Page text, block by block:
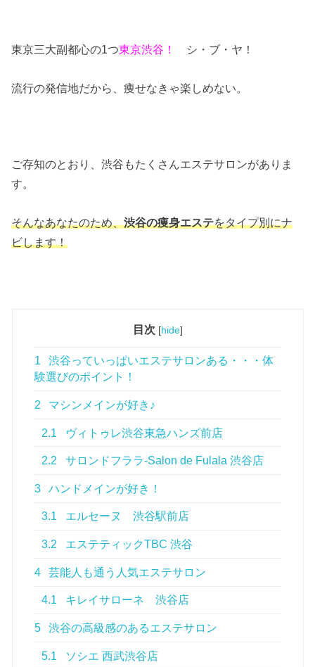
東京三大副都心の1つ東京渋谷！ シ・ブ・ヤ！
流行の発信地だから、痩せなきゃ楽しめない。
ご存知のとおり、渋谷もたくさんエステサロンがありま
す。
そんなあなたのため、渋谷の痩身エステをタイプ別にナ
ビします！
目次 [hide]
1
渋谷っていっぱいエステサロンある・・・体
験選びのポイント！
2 マシンメインが好き♪
2.1 ヴィトゥレ渋谷東急ハンズ前店
2.2 サロンドフララ-Salon de Fulala 渋谷店
3 ハンドメインが好き！
3.1 エルセーヌ 渋谷駅前店
3.2 エステティックTBC 渋谷
4 芸能人も通う人気エステサロン
4.1 キレイサローネ 渋谷店
5 渋谷の高級感のあるエステサロン
5.1 ソシエ 西武渋谷店